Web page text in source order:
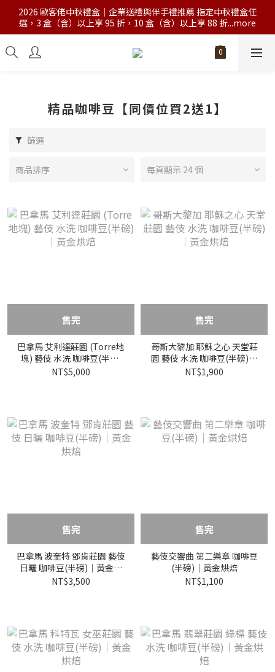
2026 歐客佬中秋禮盒｜企業送禮與伴手禮推薦 指定中秋禮盒任
選，3 盒（含）以上享 95 折，10 盒（含）以上享 88 折...more
精品咖啡豆【同價位買2送1】
篩選
商品排序 每頁顯示 24 個
售完
巴拿馬 艾利達莊園 (Torre地
塊) 藝伎 水洗 咖啡豆(半磅)
｜黃金烘焙
NT$5,000
售完
哥斯大黎加 耶穌之心 天堂莊
園 藝伎 水洗 咖啡豆(半磅)｜
黃金烘焙
NT$1,900
售完
巴拿馬 波奎特 鄧肯莊園 藝伎
日曬 咖啡豆(半磅)｜黃金烘
焙
NT$3,500
售完
藝伎交響曲 第二樂章 咖啡豆
(半磅)｜黃金烘焙
NT$1,100